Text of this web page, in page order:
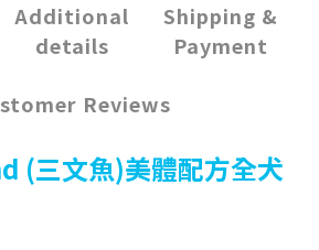
Additional
details
Shipping &
Payment
Reviews
(三文魚)美體配方全犬